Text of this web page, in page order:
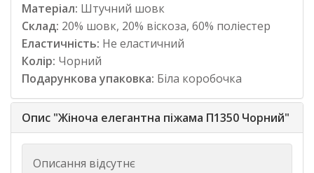
Матеріал: Штучний шовк
Склад: 20% шовк, 20% віскоза, 60% поліестер
Еластичність: Не еластичний
Колір: Чорний
Подарункова упаковка: Біла коробочка
Опис "Жіноча елегантна піжама П1350 Чорний"
Описання відсутнє